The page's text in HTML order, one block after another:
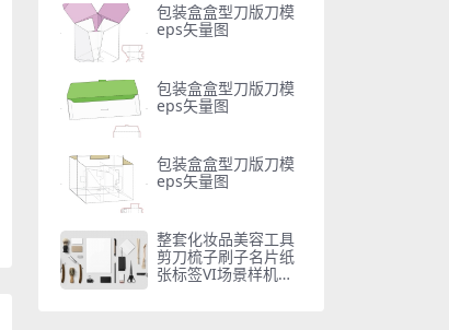
包装盒盒型刀版刀模
eps矢量图
包装盒盒型刀版刀模
eps矢量图
包装盒盒型刀版刀模
eps矢量图
整套化妆品美容工具
剪刀梳子刷子名片纸
张标签VI场景样机模